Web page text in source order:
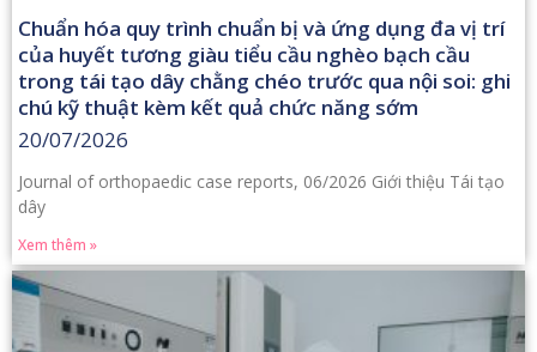
Chuẩn hóa quy trình chuẩn bị và ứng dụng đa vị trí
của huyết tương giàu tiểu cầu nghèo bạch cầu
trong tái tạo dây chằng chéo trước qua nội soi: ghi
chú kỹ thuật kèm kết quả chức năng sớm
20/07/2026
Journal of orthopaedic case reports, 06/2026 Giới thiệu Tái tạo
dây
Xem thêm »